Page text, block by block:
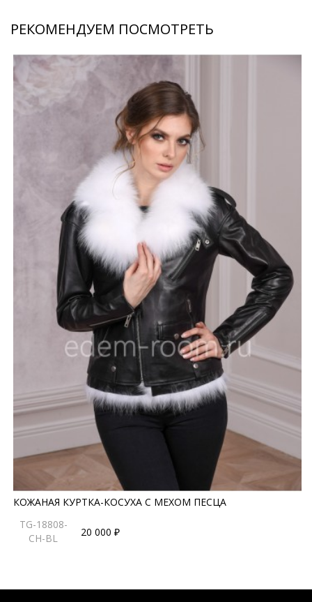
РЕКОМЕНДУЕМ ПОСМОТРЕТЬ
КОЖАНАЯ КУРТКА-КОСУХА С МЕХОМ ПЕСЦА
TG-18808-
CH-BL
20 000 ₽